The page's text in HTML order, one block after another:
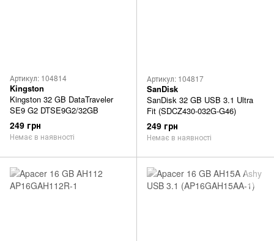
Артикул: 104814
Kingston
Kingston 32 GB DataTraveler
SE9 G2 DTSE9G2/32GB
249 грн
Немає в наявності
Артикул: 104817
SanDisk
SanDisk 32 GB USB 3.1 Ultra
Fit (SDCZ430-032G-G46)
249 грн
Немає в наявності